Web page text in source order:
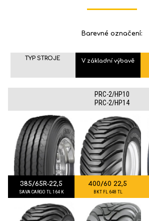
Barevné označení:
TYP STROJE V základní výbavě
PRC-2/HP10
PRC-2/HP14
385/65R-22,5
SAVA CARGO TL 164 K
400/60 22,5
BKT FL 648 TL